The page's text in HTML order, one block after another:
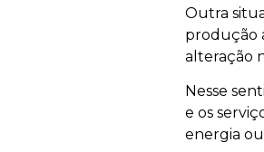
Outra
produção
alteração
Nesse
e os
energia ou